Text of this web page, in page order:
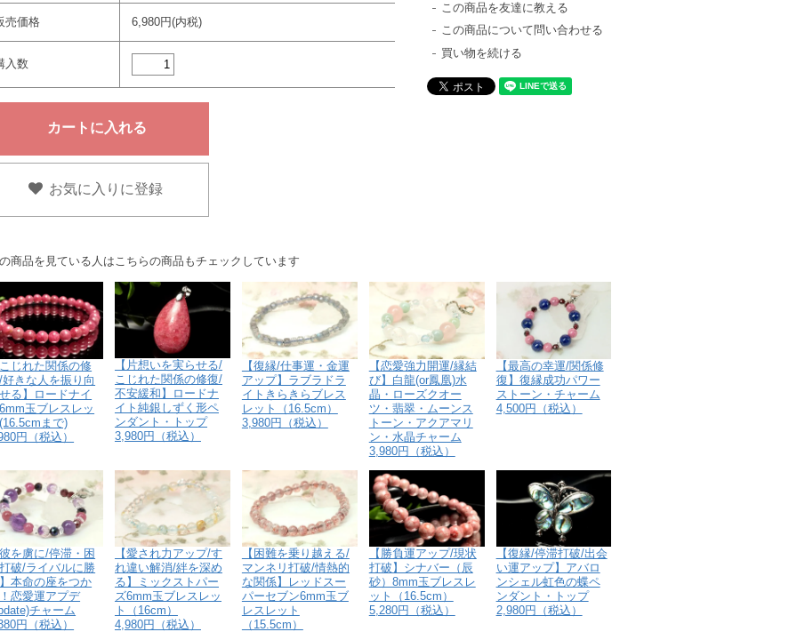
売価格 6,980円(内税)
入数
お気に入りに登録
この商品を友達に教える
この商品について問い合わせる
買い物を続ける
商品を見ている人はこちらの商品もチェックしています
じれた関係の修
好きな人を振り向
る】ロードナイ
玉ブレスレッ
まで)
円（税込）
【片想いを実らせる/
こじれた関係の修復/
不安緩和】ロードナ
イト純銀しずく形ペ
ンダント・トップ
3,980円（税込）
【復縁/仕事運・金運
アップ】ラブラドラ
イトきらきらブレス
レット（16.5cm）
3,980円（税込）
【恋愛強力開運/縁結
び】白龍(or鳳凰)水
晶・ローズクオー
ツ・翡翠・ムーンス
トーン・アクアマリ
ン・水晶チャーム
3,980円（税込）
【最高の幸運/関係修
復】復縁成功パワー
ストーン・チャーム
4,500円（税込）
を虜に/停滞・困
破/ライバルに勝
本命の座をつか
恋愛運アプデ
チャーム
円（税込）
【愛され力アップ/す
れ違い解消/絆を深め
る】ミックストパー
ズ6mm玉ブレスレッ
ト（16cm）
4,980円（税込）
【困難を乗り越える/
マンネリ打破/情熱的
な関係】レッドスー
パーセブン6mm玉ブ
レスレット
（15.5cm）
【勝負運アップ/現状
打破】シナバー（辰
砂）8mm玉ブレスレ
ット（16.5cm）
5,280円（税込）
【復縁/停滞打破/出会
い運アップ】アバロ
ンシェル虹色の蝶ペ
ンダント・トップ
2,980円（税込）